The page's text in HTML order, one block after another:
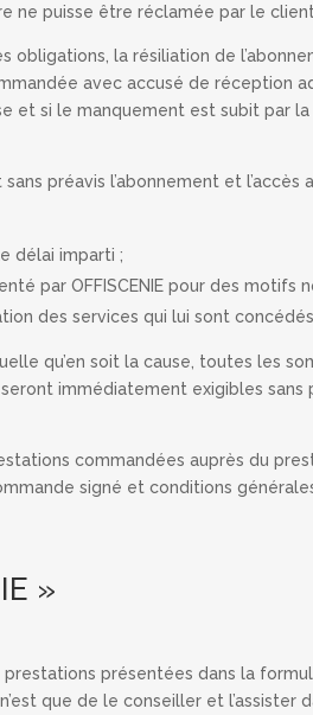
ne puisse être réclamée par le client.
la résiliation de
avec accusé de réception
si le manquement est subit par
préavis l’abonnement et l’accès
délai imparti ;
par OFFISCENIE pour des motifs
des services qui lui sont concédés.
qu’en soit la cause, toutes les
immédiatement exigibles
commandées auprès du
signé et conditions
»
présentées dans la
que de le conseiller et